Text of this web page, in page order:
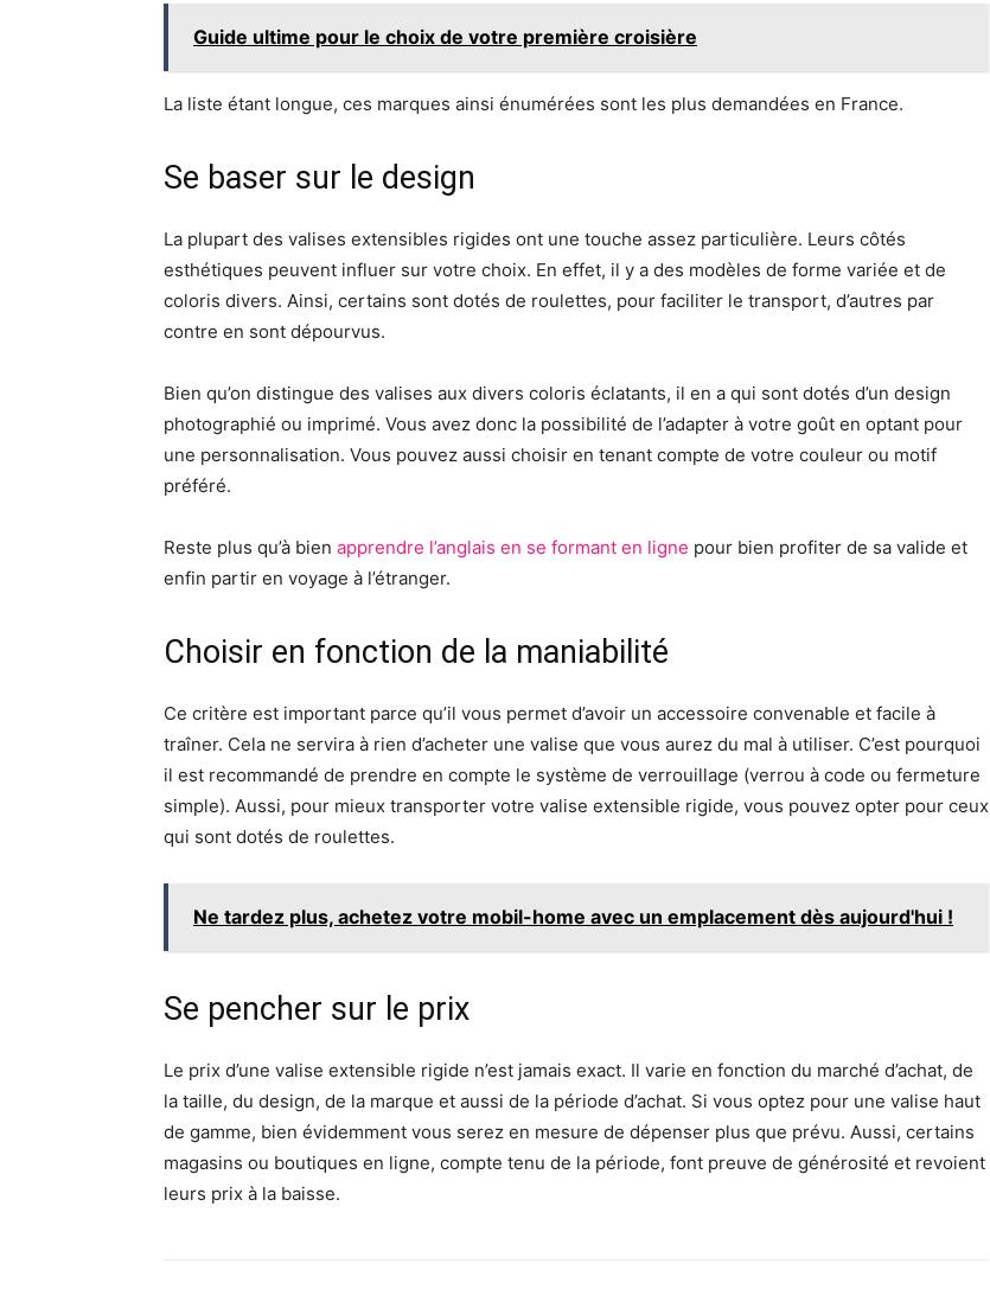
Guide ultime pour le choix de votre première croisière
La liste étant longue, ces marques ainsi énumérées sont les plus demandées en France.
Se baser sur le design
La plupart des valises extensibles rigides ont une touche assez particulière. Leurs côtés
esthétiques peuvent influer sur votre choix. En effet, il y a des modèles de forme variée et de
coloris divers. Ainsi, certains sont dotés de roulettes, pour faciliter le transport, d’autres par
contre en sont dépourvus.
Bien qu’on distingue des valises aux divers coloris éclatants, il en a qui sont dotés d’un design
photographié ou imprimé. Vous avez donc la possibilité de l’adapter à votre goût en optant pour
une personnalisation. Vous pouvez aussi choisir en tenant compte de votre couleur ou motif
préféré.
Reste plus qu’à bien apprendre l’anglais en se formant en ligne pour bien profiter de sa valide et
enfin partir en voyage à l’étranger.
Choisir en fonction de la maniabilité
Ce critère est important parce qu’il vous permet d’avoir un accessoire convenable et facile à
traîner. Cela ne servira à rien d’acheter une valise que vous aurez du mal à utiliser. C’est pourquoi
il est recommandé de prendre en compte le système de verrouillage (verrou à code ou fermeture
simple). Aussi, pour mieux transporter votre valise extensible rigide, vous pouvez opter pour ceux
qui sont dotés de roulettes.
Ne tardez plus, achetez votre mobil-home avec un emplacement dès aujourd'hui !
Se pencher sur le prix
Le prix d’une valise extensible rigide n’est jamais exact. Il varie en fonction du marché d’achat, de
la taille, du design, de la marque et aussi de la période d’achat. Si vous optez pour une valise haut
de gamme, bien évidemment vous serez en mesure de dépenser plus que prévu. Aussi, certains
magasins ou boutiques en ligne, compte tenu de la période, font preuve de générosité et revoient
leurs prix à la baisse.